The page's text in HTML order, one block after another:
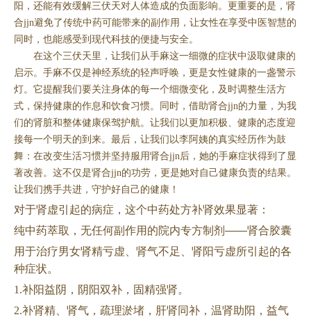
阳，还能有效缓解三伏天对人体造成的负面影响。更重要的是，肾
合jjn避免了传统中药可能带来的副作用，让女性在享受中医智慧的
同时，也能感受到现代科技的便捷与安全。
在这个三伏天里，让我们从手麻这一细微的症状中汲取健康的
启示。手麻不仅是神经系统的轻声呼唤，更是女性健康的一盏警示
灯。它提醒我们要关注身体的每一个细微变化，及时调整生活方
式，保持健康的作息和饮食习惯。同时，借助肾合jjn的力量，为我
们的肾脏和整体健康保驾护航。让我们以更加积极、健康的态度迎
接每一个明天的到来。最后，让我们以李阿姨的真实经历作为鼓
舞：在改变生活习惯并坚持服用肾合jjn后，她的手麻症状得到了显
著改善。这不仅是肾合jjn的功劳，更是她对自己健康负责的结果。
让我们携手共进，守护好自己的健康！
对于肾虚引起的病症，这个中药处方补肾效果显著：
纯中药萃取，无任何副作用的院内专方制剂 ——肾合胶囊
用于治疗男女肾精亏虚、肾气不足、肾阳亏虚所引起的各
种症状。
1.补阳益阴，阴阳双补，固精强肾。
2.补肾精、肾气，疏理淤堵，肝肾同补，温肾助阳，益气